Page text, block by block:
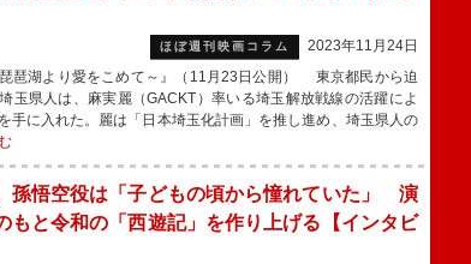
ほぼ週刊映画コラム
2023年11月24日
琵琶湖より愛をこめて～』（11月23日公開） 東京都民から迫
玉県人は、麻実麗（GACKT）率いる埼玉解放戦線の活躍によ
手に入れた。麗は「日本埼玉化計画」を推し進め、埼玉県人の
孫悟空役は「子どもの頃から憧れていた」 演
もと令和の「西遊記」を作り上げる【インタビ